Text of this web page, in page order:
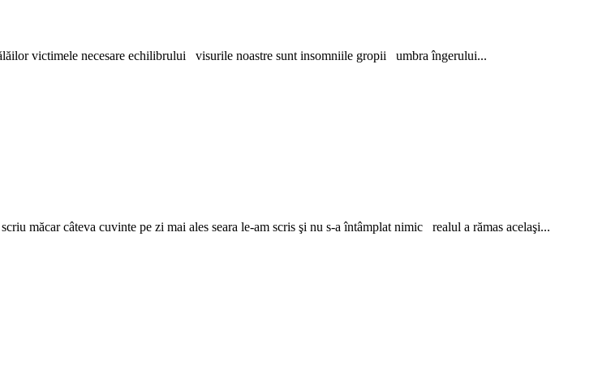
victimele necesare echilibrului visurile noastre sunt insomniile gropii umbra îngerului...
măcar câteva cuvinte pe zi mai ales seara le-am scris şi nu s-a întâmplat nimic realul a rămas acelaşi...